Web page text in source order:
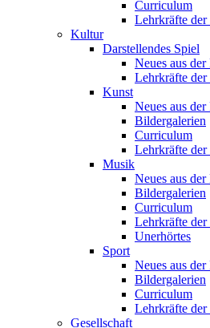
Curriculum
Lehrkräfte der
Kultur
Darstellendes Spiel
Neues aus der
Lehrkräfte der
Kunst
Neues aus der
Bildergalerien
Curriculum
Lehrkräfte der
Musik
Neues aus der
Bildergalerien
Curriculum
Lehrkräfte der
Unerhörtes
Sport
Neues aus der
Bildergalerien
Curriculum
Lehrkräfte der
Gesellschaft